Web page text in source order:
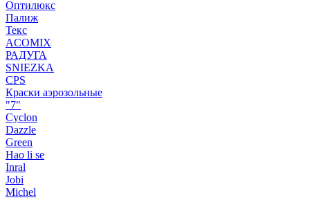
Оптилюкс
Палиж
Текс
ACOMIX
РАДУГА
SNIEZKA
CPS
Краски аэрозольные
"7"
Cyclon
Dazzle
Green
Hao li se
Inral
Jobi
Michel